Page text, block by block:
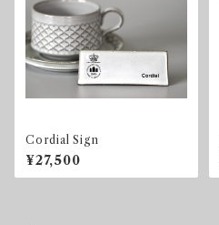
Cordial Sign
¥27,500